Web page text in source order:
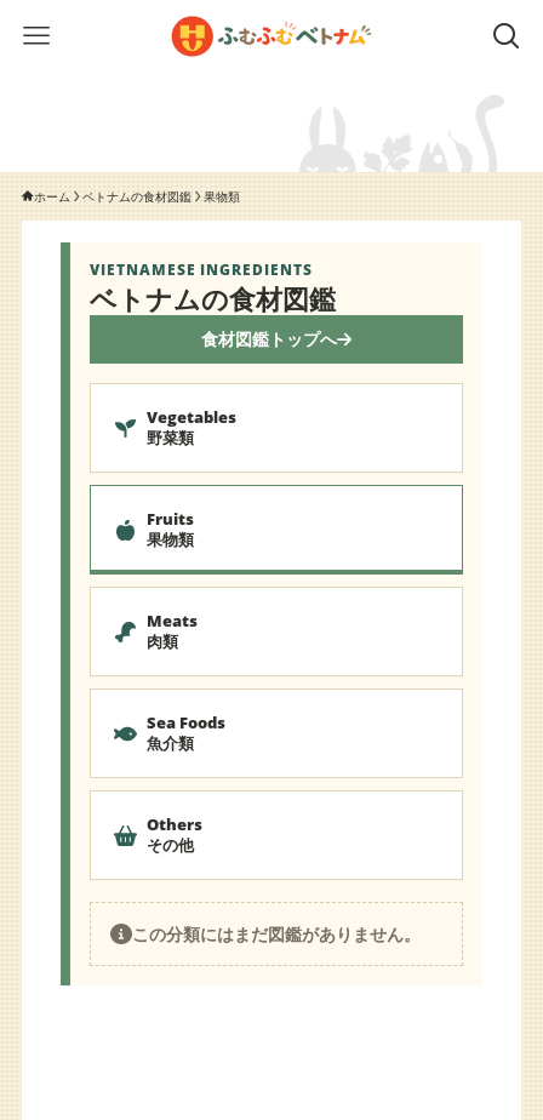
ホーム ベトナムの食材図鑑 果物類
VIETNAMESE INGREDIENTS
ベトナムの食材図鑑
食材図鑑トップへ
Vegetables
野菜類
Fruits
果物類
Meats
肉類
Sea Foods
魚介類
Others
その他
この分類にはまだ図鑑がありません。